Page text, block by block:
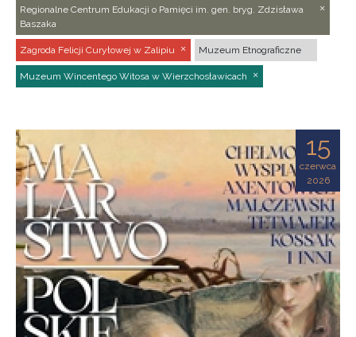
Regionalne Centrum Edukacji o Pamięci im. gen. bryg. Zdzisława
Baszaka
Zagroda Felicji Curyłowej w Zalipiu Muzeum Etnograficzne
Muzeum Wincentego Witosa w Wierzchosławicach
15
czerwca
2026